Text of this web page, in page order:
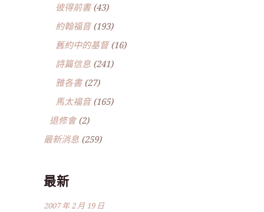
彼得前書(43)
約翰福音(193)
舊約中的基督(16)
詩篇信息 (241)
雅各書(27)
馬太福音(165)
退修會(2)
最新消息 (259)
最新
2007 年 2 月 19 日